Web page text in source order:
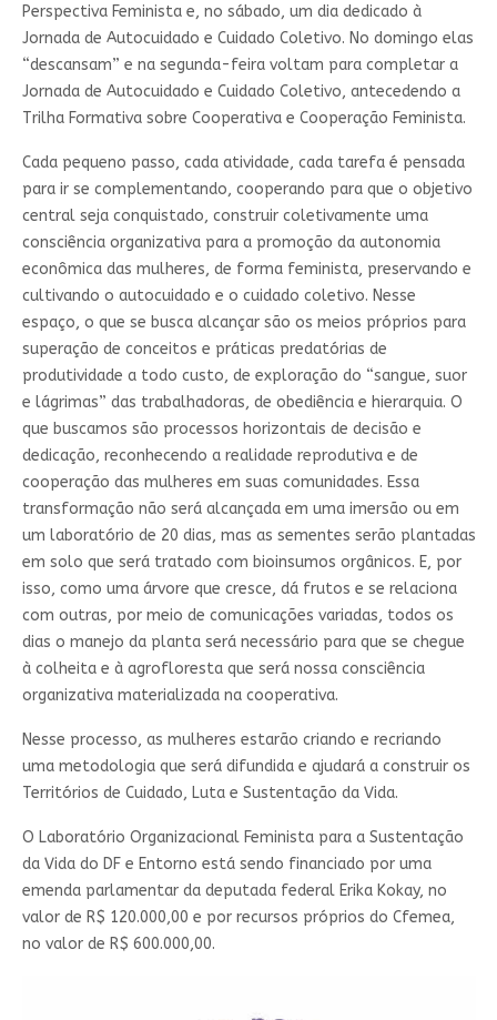
Perspectiva Feminista e, no sábado, um dia dedicado à
Jornada de Autocuidado e Cuidado Coletivo. No domingo elas
“descansam” e na segunda-feira voltam para completar a
Jornada de Autocuidado e Cuidado Coletivo, antecedendo a
Trilha Formativa sobre Cooperativa e Cooperação Feminista.
Cada pequeno passo, cada atividade, cada tarefa é pensada
para ir se complementando, cooperando para que o objetivo
central seja conquistado, construir coletivamente uma
consciência organizativa para a promoção da autonomia
econômica das mulheres, de forma feminista, preservando e
cultivando o autocuidado e o cuidado coletivo. Nesse
espaço, o que se busca alcançar são os meios próprios para
superação de conceitos e práticas predatórias de
produtividade a todo custo, de exploração do “sangue, suor
e lágrimas” das trabalhadoras, de obediência e hierarquia. O
que buscamos são processos horizontais de decisão e
dedicação, reconhecendo a realidade reprodutiva e de
cooperação das mulheres em suas comunidades. Essa
transformação não será alcançada em uma imersão ou em
um laboratório de 20 dias, mas as sementes serão plantadas
em solo que será tratado com bioinsumos orgânicos. E, por
isso, como uma árvore que cresce, dá frutos e se relaciona
com outras, por meio de comunicações variadas, todos os
dias o manejo da planta será necessário para que se chegue
à colheita e à agrofloresta que será nossa consciência
organizativa materializada na cooperativa.
Nesse processo, as mulheres estarão criando e recriando
uma metodologia que será difundida e ajudará a construir os
Territórios de Cuidado, Luta e Sustentação da Vida.
O Laboratório Organizacional Feminista para a Sustentação
da Vida do DF e Entorno está sendo financiado por uma
emenda parlamentar da deputada federal Erika Kokay, no
valor de R$ 120.000,00 e por recursos próprios do Cfemea,
no valor de R$ 600.000,00.